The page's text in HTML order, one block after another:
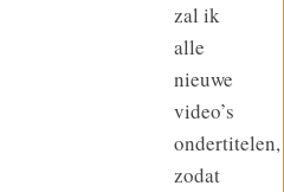
zal ik
alle
nieuwe
video’s
ondertitelen,
zodat